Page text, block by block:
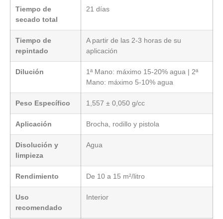
Tiempo de
secado total
21 días
Tiempo de
repintado
A partir de las 2-3 horas de su
aplicación
Dilución
1ª Mano: máximo 15-20% agua | 2ª
Mano: máximo 5-10% agua
Peso Específico 1,557 ± 0,050 g/cc
Aplicación Brocha, rodillo y pistola
Disolución y
limpieza
Agua
Rendimiento De 10 a 15 m²/litro
Uso
recomendado
Interior